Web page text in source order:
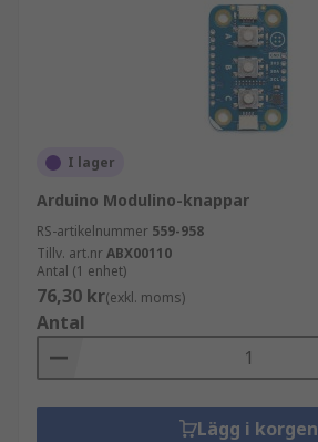
I lager
Arduino Modulino-knappar
RS-artikelnummer 559-958
Tillv. art.nrABX00110
Antal (1 enhet)
76,30 kr(exkl. moms)
Antal
Lägg i korgen